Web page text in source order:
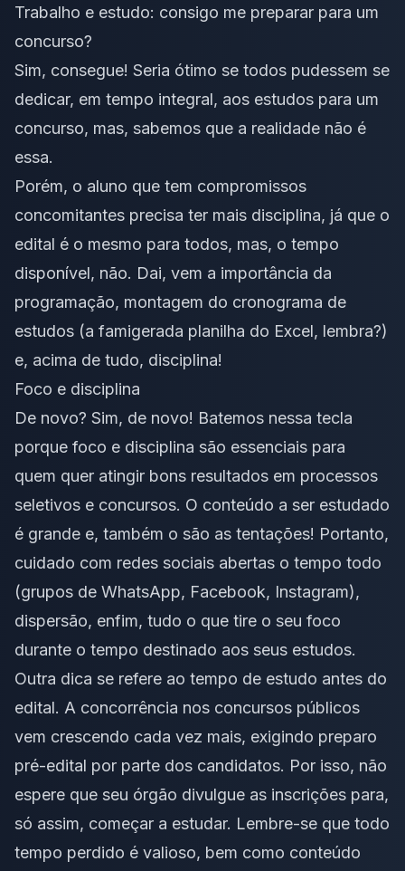
Trabalho e estudo: consigo me preparar para um
concurso?
Sim, consegue! Seria ótimo se todos pudessem se
dedicar, em tempo integral, aos estudos para um
concurso, mas, sabemos que a realidade não é
essa.
Porém, o aluno que tem compromissos
concomitantes precisa ter mais disciplina, já que o
edital é o mesmo para todos, mas, o tempo
disponível, não. Dai, vem a importância da
programação, montagem do cronograma de
estudos (a famigerada planilha do Excel, lembra?)
e, acima de tudo, disciplina!
Foco e disciplina
De novo? Sim, de novo! Batemos nessa tecla
porque foco e disciplina são essenciais para
quem quer atingir bons resultados em processos
seletivos e concursos. O conteúdo a ser estudado
é grande e, também o são as tentações! Portanto,
cuidado com redes sociais abertas o tempo todo
(grupos de WhatsApp, Facebook, Instagram),
dispersão, enfim, tudo o que tire o seu foco
durante o tempo destinado aos seus estudos.
Outra dica se refere ao tempo de estudo antes do
edital. A concorrência nos concursos públicos
vem crescendo cada vez mais, exigindo preparo
pré-edital por parte dos candidatos. Por isso, não
espere que seu órgão divulgue as inscrições para,
só assim, começar a estudar. Lembre-se que todo
tempo perdido é valioso, bem como conteúdo